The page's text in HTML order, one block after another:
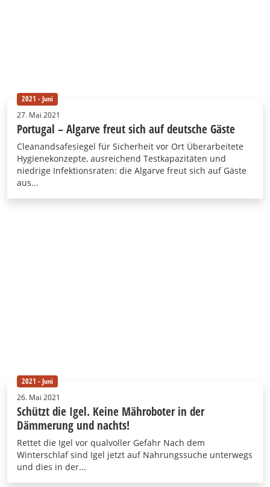
2021 - Juni
27. Mai 2021
Portugal – Algarve freut sich auf deutsche Gäste
Cleanandsafesiegel für Sicherheit vor Ort Überarbeitete
Hygienekonzepte, ausreichend Testkapazitäten und
niedrige Infektionsraten: die Algarve freut sich auf Gäste
aus...
2021 - Juni
26. Mai 2021
Schützt die Igel. Keine Mähroboter in der
Dämmerung und nachts!
Rettet die Igel vor qualvoller Gefahr Nach dem
Winterschlaf sind Igel jetzt auf Nahrungssuche unterwegs
und dies in der...